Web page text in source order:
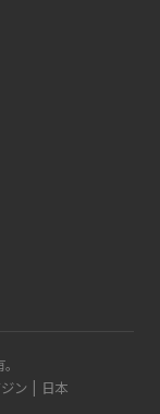
ン | 日本